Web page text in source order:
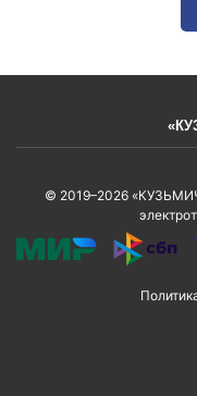
© 2019–2026